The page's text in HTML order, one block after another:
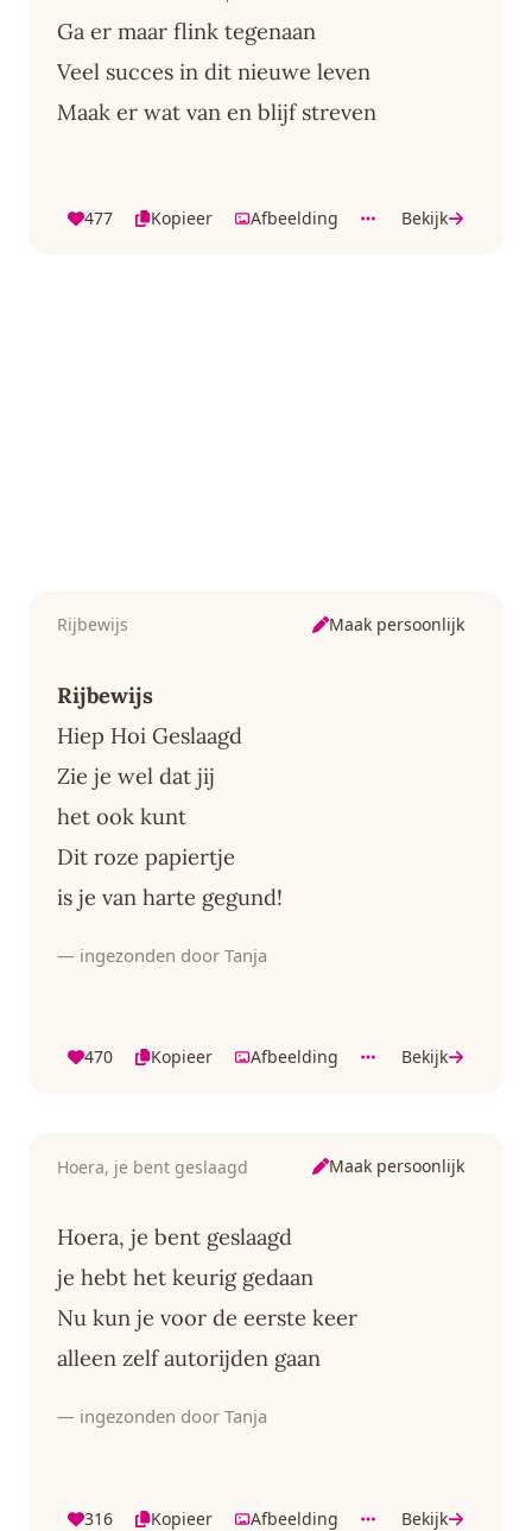
Ga er maar flink tegenaan
Veel succes in dit nieuwe leven
Maak er wat van en blijf streven
477 Kopieer Afbeelding Bekijk
Rijbewijs Maak persoonlijk
Rijbewijs
Hiep Hoi Geslaagd
Zie je wel dat jij
het ook kunt
Dit roze papiertje
is je van harte gegund!
— ingezonden door Tanja
470 Kopieer Afbeelding Bekijk
Hoera, je bent geslaagd Maak persoonlijk
Hoera, je bent geslaagd
je hebt het keurig gedaan
Nu kun je voor de eerste keer
alleen zelf autorijden gaan
— ingezonden door Tanja
316 Kopieer Afbeelding Bekijk